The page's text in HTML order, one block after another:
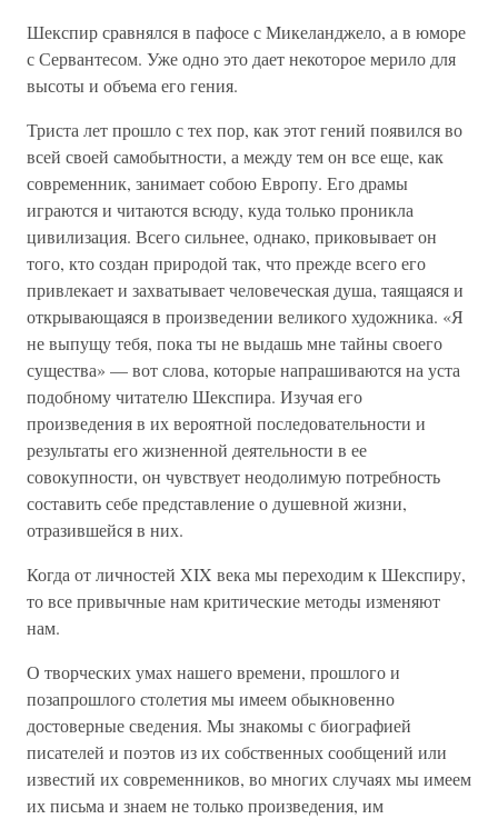
Шекспир сравнялся в пафосе с Микеланджело, а в юморе
с Сервантесом. Уже одно это дает некоторое мерило для
высоты и объема его гения.
Триста лет прошло с тех пор, как этот гений появился во
всей своей самобытности, а между тем он все еще, как
современник, занимает собою Европу. Его драмы
играются и читаются всюду, куда только проникла
цивилизация. Всего сильнее, однако, приковывает он
того, кто создан природой так, что прежде всего его
привлекает и захватывает человеческая душа, таящаяся и
открывающаяся в произведении великого художника. «Я
не выпущу тебя, пока ты не выдашь мне тайны своего
существа» — вот слова, которые напрашиваются на уста
подобному читателю Шекспира. Изучая его
произведения в их вероятной последовательности и
результаты его жизненной деятельности в ее
совокупности, он чувствует неодолимую потребность
составить себе представление о душевной жизни,
отразившейся в них.
Когда от личностей XIX века мы переходим к Шекспиру,
то все привычные нам критические методы изменяют
нам.
О творческих умах нашего времени, прошлого и
позапрошлого столетия мы имеем обыкновенно
достоверные сведения. Мы знакомы с биографией
писателей и поэтов из их собственных сообщений или
известий их современников, во многих случаях мы имеем
их письма и знаем не только произведения, им